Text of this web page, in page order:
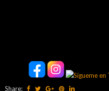
Share: